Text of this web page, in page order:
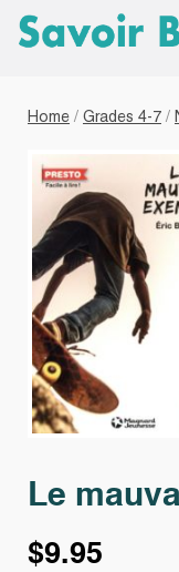
Home / Grades 4-7 /
Le
$9.95